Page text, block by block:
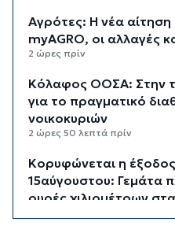
Αγρότες: Η νέα
myAGRO, οι αλλαγές
2 ώρες πρίν
Κόλαφος ΟΟΣΑ: Στην
για το πραγματικό
νοικοκυριών
2 ώρες 50 λεπτά πρίν
Κορυφώνεται η
15αύγουστου: Γεμάτα
ουρές χιλιομέτρων